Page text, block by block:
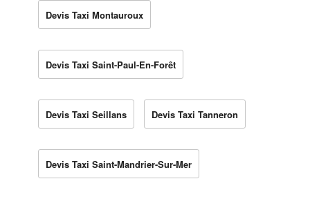
Devis Taxi Montauroux
Devis Taxi Saint-Paul-En-Forêt
Devis Taxi Seillans Devis Taxi Tanneron
Devis Taxi Saint-Mandrier-Sur-Mer